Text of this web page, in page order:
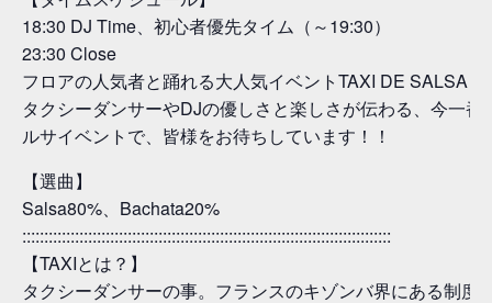
18:30 DJ Time、初心者優先タイム（～19:30）
23:30 Close
フロアの人気者と踊れる大人気イベントTAXI DE SALSA！
タクシーダンサーやDJの優しさと楽しさが伝わる、今一番
ルサイベントで、皆様をお待ちしています！！
【選曲】
Salsa80%、Bachata20%
::::::::::::::::::::::::::::::::::::::::::::::::::::::::::::::::::::::::::::::::::::
【TAXIとは？】
タクシーダンサーの事。フランスのキゾンバ界にある制度